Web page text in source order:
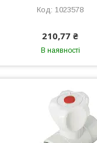
1023578
210,77 ₴
В наявності